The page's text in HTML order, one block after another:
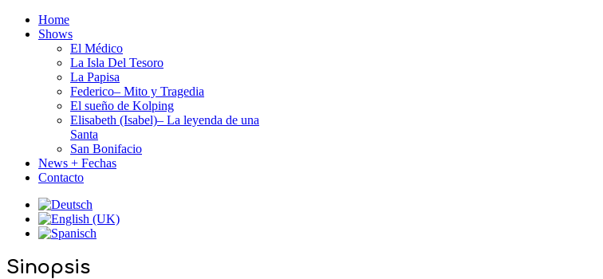
Home
Shows
El Médico
La Isla Del Tesoro
La Papisa
Federico– Mito y Tragedia
El sueño de Kolping
Elisabeth (Isabel)– La leyenda de una
Santa
San Bonifacio
News + Fechas
Contacto
Sinopsis